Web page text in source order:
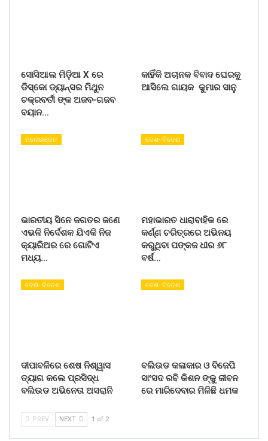
ସୋସିଆଲ ମିଡ଼ିଆ X ରେ
ଡିସ୍କୋ ଡ୍ୟାନ୍ସର ମିଥୁନ
ଚକ୍ରବର୍ତୀ ଙ୍କ ଅଜବ-ଗଜବ
ବୟାନ…
କାହିଁକି ଅଚାନକ ବିବାଦ ଘେରକୁ
ଆସିଲେ ଗାୟକ କୁମାର ସାନୁ
ମନୋରଞ୍ଜନ
ଭାରତୀୟ ସିନେ ଜଗତର ଜଣେ
ଏଭଳି ନିର୍ଦେଶକ ଯିଏକି ନିଜ
କ୍ୟାରିଅର ରେ ଗୋଟିଏ
ମଧ୍ୟ…
ଦେଶ- ବିଦେଶ
ମହାଭାରତ ଧାରାବାହିକ ରେ
କର୍ଣ୍ଣ ଚରିତ୍ରରେ ଅଭିନୟ
କରୁଥିବା ପଙ୍କଜ ଧୀର ୬୮
ବର୍ଷ…
ଦେଶ- ବିଦେଶ
ଦୀପାବଳିରେ ଶେଷ ନିଶ୍ୱାସ
ତ୍ୟାଗ କଲେ ପ୍ରସିଦ୍ଧ
ବଲିଉଡ ଅଭିନେତା ଅସରାନି
ଦେଶ- ବିଦେଶ
ବଲିଉଡ କଳାକାର ଓ ବିଜେପି
ସାଂସଦ ରବି କିଶନ ଙ୍କୁ ଜୀବନ
ରେ ମାରିଦେବାର ମିଳିଛି ଧମକ
PREV NEXT 1 of 2